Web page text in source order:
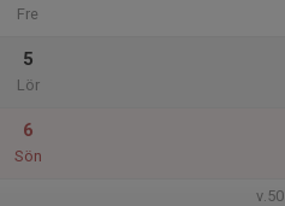
Fre
5
Lör
6
Sön
v.50